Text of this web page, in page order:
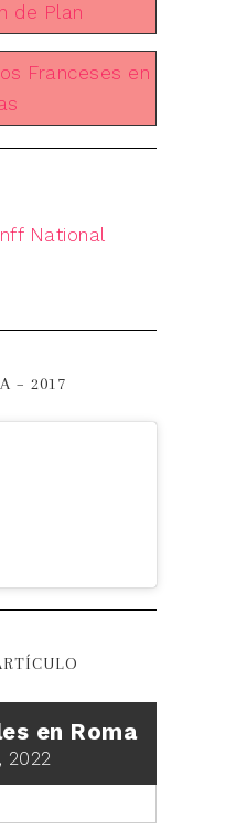
de Plan
Franceses en
National
– 2017
en Roma
2022